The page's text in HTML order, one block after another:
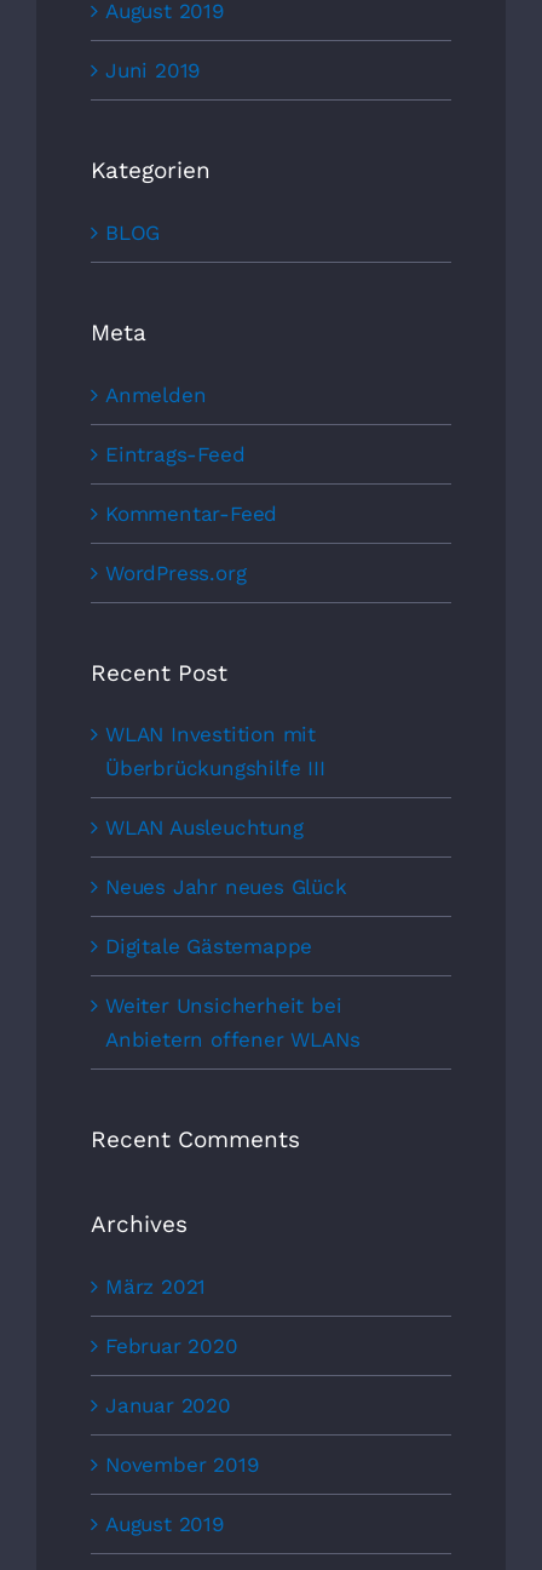
August 2019
Juni 2019
Kategorien
BLOG
Meta
Anmelden
Eintrags-Feed
Kommentar-Feed
WordPress.org
Recent Post
WLAN Investition mit
Überbrückungshilfe III
WLAN Ausleuchtung
Neues Jahr neues Glück
Digitale Gästemappe
Weiter Unsicherheit bei
Anbietern offener WLANs
Recent Comments
Archives
März 2021
Februar 2020
Januar 2020
November 2019
August 2019